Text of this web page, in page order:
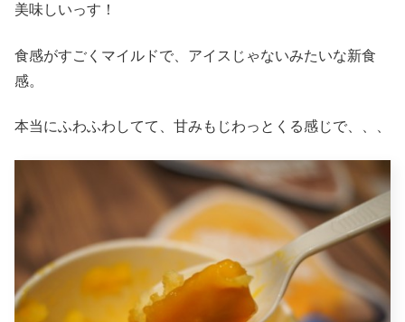
美味しいっす！
食感がすごくマイルドで、アイスじゃないみたいな新食
感。
本当にふわふわしてて、甘みもじわっとくる感じで、、、